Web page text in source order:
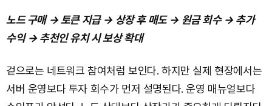
노드 구매 → 토큰 지급 → 상장 후 매도 → 원금 회수 → 추가
수익 → 추천인 유치 시 보상 확대
겉으로는 네트워크 참여처럼 보인다. 하지만 실제 현장에서는
서버 운영보다 투자 회수가 먼저 설명된다. 운영 매뉴얼보다